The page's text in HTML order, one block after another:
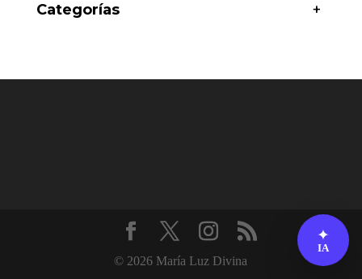
Categorías +
© 2026 María Luz Divina
✦
IA